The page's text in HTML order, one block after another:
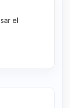
el